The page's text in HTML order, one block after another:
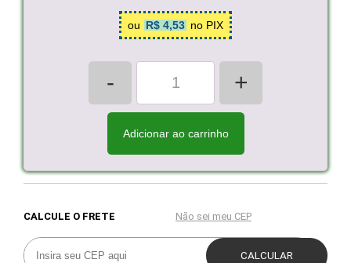
ou R$ 4,53 no PIX
- +
Adicionar ao carrinho